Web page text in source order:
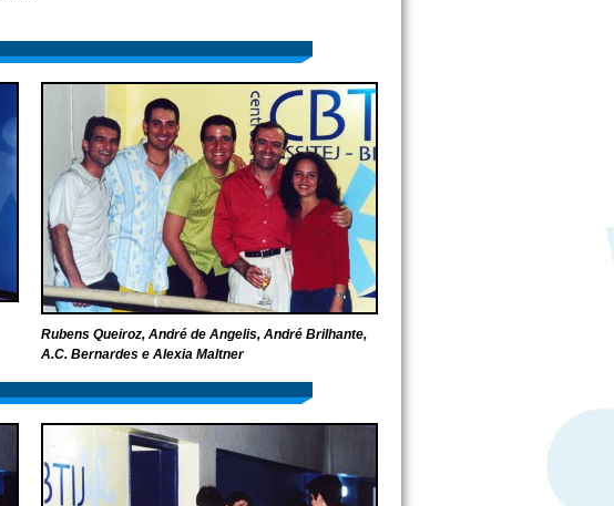
Rubens Queiroz, André de Angelis, André Brilhante,
A.C. Bernardes e Alexia Maltner